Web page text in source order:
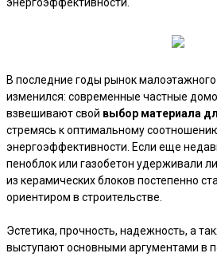
В последние годы рынок
изменился: современные частные
взвешивают свой выбор материала
стремясь к оптимальному
энергоэффективности. Если еще
пеноблок или газобетон удерживали
из керамических блоков постепенно
ориентиром в строительстве.
Эстетика, прочность, надежность, а
выступают основными аргументами в